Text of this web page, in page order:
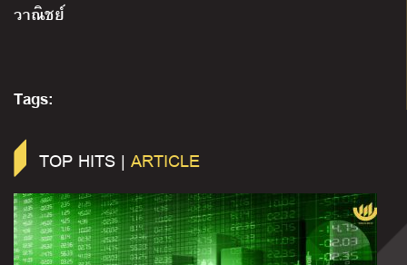
วาณิชย์
Tags:
TOP HITS | ARTICLE